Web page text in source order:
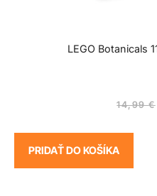
LEGO Botanicals
14,99€
PRIDAŤ DO KOŠÍKA